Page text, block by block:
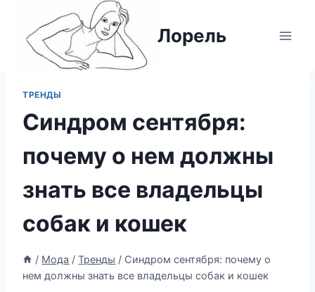
содержимому
Лорель
ТРЕНДЫ
Синдром сентября:
почему о нем должны
знать все владельцы
собак и кошек
/ Мода / Тренды / Синдром сентября: почему о
нем должны знать все владельцы собак и кошек